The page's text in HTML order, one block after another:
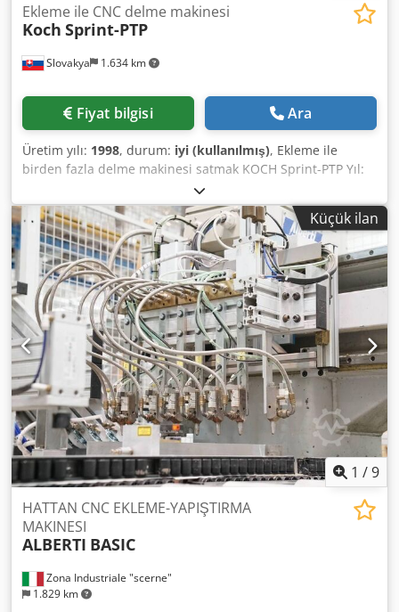
Slovakya 1.634 km
Ekleme ile CNC delme makinesi
Koch Sprint-PTP
Fiyat bilgisi Ara
Üretim yılı: 1998, durum: iyi (kullanılmış), Ekleme ile
birden fazla delme makinesi satmak KOCH Sprint-PTP Yıl:
1998 Delik açma numarası 1 mil sayısı Kafa 1 ekleme sayısı
Programlama CNC-driven z ekseni Chedpjd Exwgofx Akaoa
Çalışma genişlik 1200mm Çalışma yüksekliği en fazla.
36mm Hemen kullanılabilir
Küçük ilan
1 /9
Zona Industriale "scerne"
1.829 km
HATTAN CNC EKLEME-YAPIŞTIRMA
MAKINESI
ALBERTI BASIC